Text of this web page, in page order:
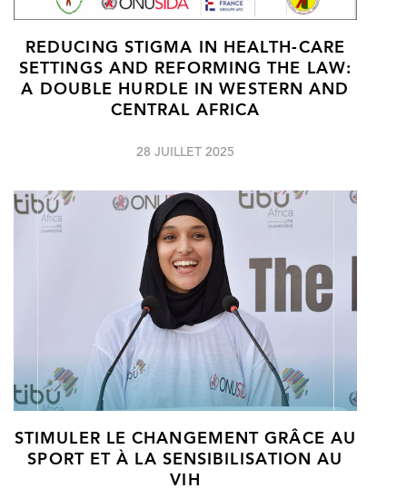
REDUCING STIGMA IN HEALTH-CARE
SETTINGS AND REFORMING THE LAW:
A DOUBLE HURDLE IN WESTERN AND
CENTRAL AFRICA
28 JUILLET 2025
STIMULER LE CHANGEMENT GRÂCE AU
SPORT ET À LA SENSIBILISATION AU
VIH